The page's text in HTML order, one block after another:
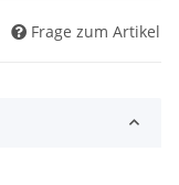
Frage zum Artikel